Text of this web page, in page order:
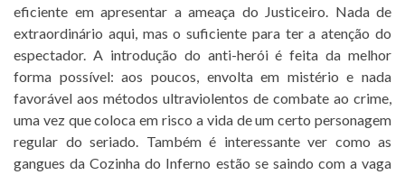
eficiente em apresentar a ameaça do Justiceiro. Nada de
extraordinário aqui, mas o suficiente para ter a atenção do
espectador. A introdução do anti-herói é feita da melhor
forma possível: aos poucos, envolta em mistério e nada
favorável aos métodos ultraviolentos de combate ao crime,
uma vez que coloca em risco a vida de um certo personagem
regular do seriado. Também é interessante ver como as
gangues da Cozinha do Inferno estão se saindo com a vaga